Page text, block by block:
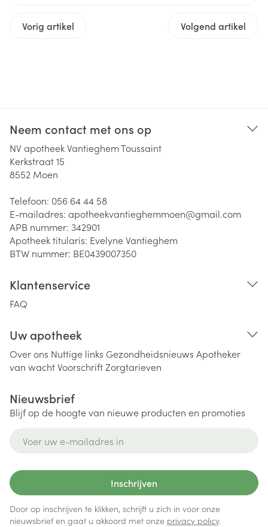
Vorig artikel Volgend artikel
Neem contact met ons op
NV apotheek Vantieghem Toussaint
Kerkstraat 15
8552 Moen
Telefoon: 056 64 44 58
E-mailadres: apotheekvantieghemmoen@gmail.com
APB nummer: 342901
Apotheek titularis: Evelyne Vantieghem
BTW nummer: BE0439007350
Klantenservice
FAQ
Uw apotheek
Over ons Nuttige links Gezondheidsnieuws Apotheker
van wachtVoorschriftZorgtarieven
Nieuwsbrief
Blijf op de hoogte van nieuwe producten en promoties
Inschrijven
Door op inschrijven te klikken, schrijft u zich in voor onze
nieuwsbrief en gaat u akkoord met onze privacy policy.